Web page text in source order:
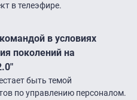
в телеэфире.
в условиях
поколений на
быть темой
по управлению персоналом.